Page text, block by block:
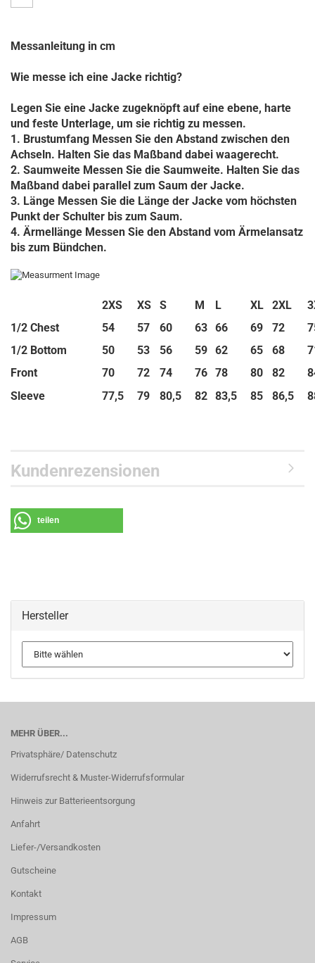
Messanleitung in cm
Wie messe ich eine Jacke richtig?
Legen Sie eine Jacke zugeknöpft auf eine ebene, harte
und feste Unterlage, um sie richtig zu messen.
1. Brustumfang Messen Sie den Abstand zwischen den
Achseln. Halten Sie das Maßband dabei waagerecht.
2. Saumweite Messen Sie die Saumweite. Halten Sie das
Maßband dabei parallel zum Saum der Jacke.
3. Länge Messen Sie die Länge der Jacke vom höchsten
Punkt der Schulter bis zum Saum.
4. Ärmellänge Messen Sie den Abstand vom Ärmelansatz
bis zum Bündchen.
2XS XS S M L XL 2XL
1/2 Chest
54 57 60 63 66 69 72
1/2 Bottom
50 53 56 59 62 65 68
Front
70 72 74 76 78 80 82
Sleeve
77,5 79 80,5 82 83,5 85 86,5
Kundenrezensionen
teilen
Hersteller
MEHR ÜBER...
Privatsphäre/ Datenschutz
Widerrufsrecht & Muster-Widerrufsformular
Hinweis zur Batterieentsorgung
Anfahrt
Liefer-/Versandkosten
Gutscheine
Kontakt
Impressum
AGB